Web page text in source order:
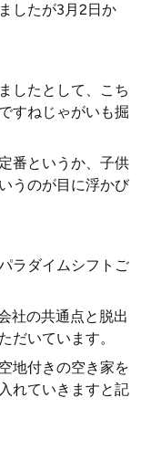
したが3月2日か
したとして、こち
すねじゃがいも掘
番というか、子供
うのが目に浮かび
ラダイムシフトご
社の共通点と脱出
だいています。
地付きの空き家を
れていきますと記